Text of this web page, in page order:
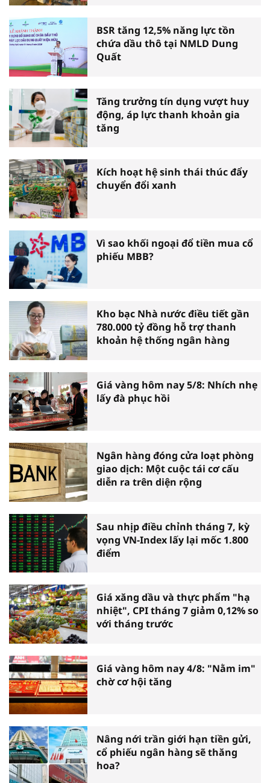
BSR tăng 12,5% năng lực tồn
chứa dầu thô tại NMLD Dung
Quất
Tăng trưởng tín dụng vượt huy
động, áp lực thanh khoản gia
tăng
Kích hoạt hệ sinh thái thúc đẩy
chuyển đổi xanh
Vì sao khối ngoại đổ tiền mua cổ
phiếu MBB?
Kho bạc Nhà nước điều tiết gần
780.000 tỷ đồng hỗ trợ thanh
khoản hệ thống ngân hàng
Giá vàng hôm nay 5/8: Nhích nhẹ
lấy đà phục hồi
Ngân hàng đóng cửa loạt phòng
giao dịch: Một cuộc tái cơ cấu
diễn ra trên diện rộng
Sau nhịp điều chỉnh tháng 7, kỳ
vọng VN-Index lấy lại mốc 1.800
điểm
Giá xăng dầu và thực phẩm "hạ
nhiệt", CPI tháng 7 giảm 0,12% so
với tháng trước
Giá vàng hôm nay 4/8: "Nằm im"
chờ cơ hội tăng
Nâng nới trần giới hạn tiền gửi,
cổ phiếu ngân hàng sẽ thăng
hoa?